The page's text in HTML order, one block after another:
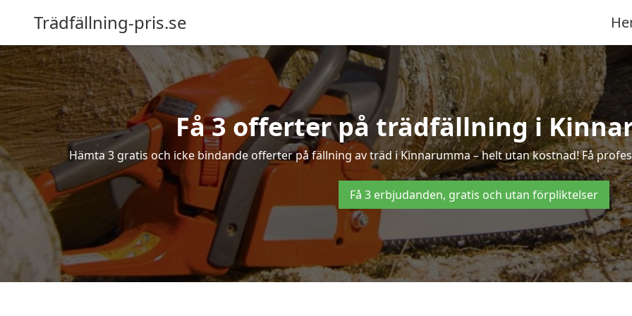
Trädfällning-pris.se
Få 3 offerter på trädfällning i
Hämta 3 gratis och icke bindande offerter på fällning av träd i Kinnarumma – helt utan kostnad! Få
Få 3 erbjudanden, gratis och utan förpliktelser